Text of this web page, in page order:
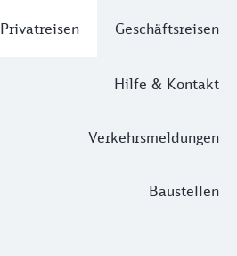
Privatreisen Geschäftsreisen
Hilfe & Kontakt
Verkehrsmeldungen
Baustellen